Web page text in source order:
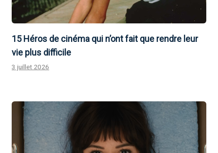
15 Héros de cinéma qui n’ont fait que rendre leur
vie plus difficile
3 juillet 2026